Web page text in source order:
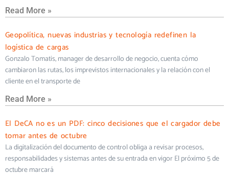
Read More »
Geopolítica, nuevas industrias y tecnología redefinen la
logística de cargas
Gonzalo Tomatis, manager de desarrollo de negocio, cuenta cómo
cambiaron las rutas, los imprevistos internacionales y la relación con el
cliente en el transporte de
Read More »
El DeCA no es un PDF: cinco decisiones que el cargador debe
tomar antes de octubre
La digitalización del documento de control obliga a revisar procesos,
responsabilidades y sistemas antes de su entrada en vigor El próximo 5 de
octubre marcará